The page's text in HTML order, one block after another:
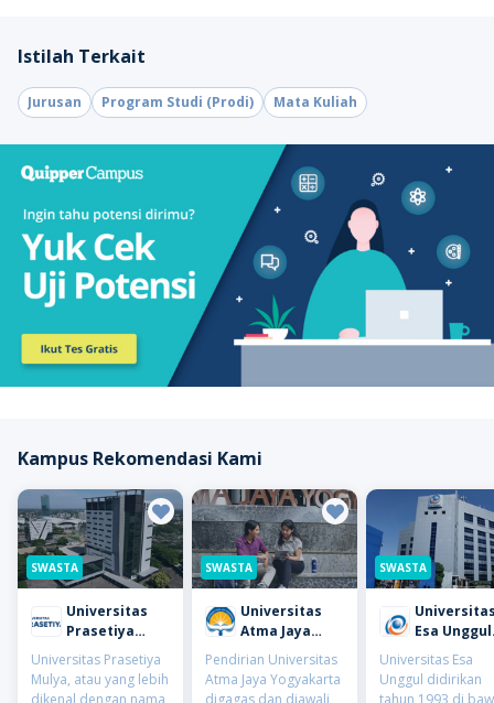
Istilah Terkait
Jurusan Program Studi (Prodi) Mata Kuliah
Kampus Rekomendasi Kami
SWASTA
Universitas
Prasetiya
Mulya
Universitas Prasetiya
Mulya, atau yang lebih
dikenal dengan nama
SWASTA
Universitas
Atma Jaya
Yogyakarta
(UAJY)
Pendirian Universitas
Atma Jaya Yogyakarta
digagas dan diawali
SWASTA
Esa Unggul
(UEU)
Universitas Esa
Unggul didirikan
tahun 1993 di